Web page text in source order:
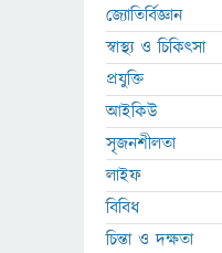
জ্যোতির্বিজ্ঞান
স্বাস্থ্য ও চিকিৎসা
প্রযুক্তি
আইকিউ
সৃজনশীলতা
লাইফ
বিবিধ
চিন্তা ও দক্ষতা